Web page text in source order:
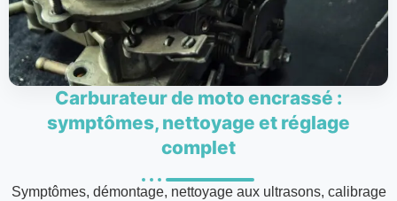
Carburateur de moto encrassé :
symptômes, nettoyage et réglage
complet
Symptômes, démontage, nettoyage aux ultrasons, calibrage